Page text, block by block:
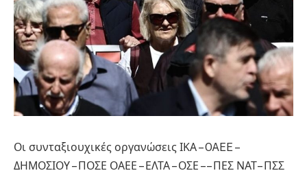
Οι συνταξιουχικές οργανώσεις ΙΚΑ – OAEE –
ΔΗΜΟΣΙΟΥ – ΠΟΣΕ ΟΑΕΕ – ΕΛΤΑ – ΟΣΕ –– ΠΕΣ ΝΑΤ– ΠΣΣ